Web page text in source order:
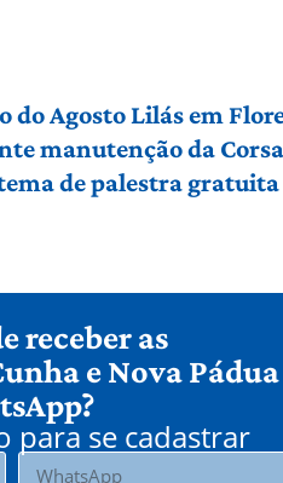
do Agosto Lilás em
manutenção da
de palestra
receber as
e Nova
para se cadastrar